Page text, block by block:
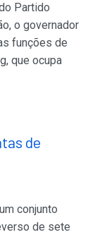
Partido
o governador
funções de
que ocupa
de
conjunto
de sete